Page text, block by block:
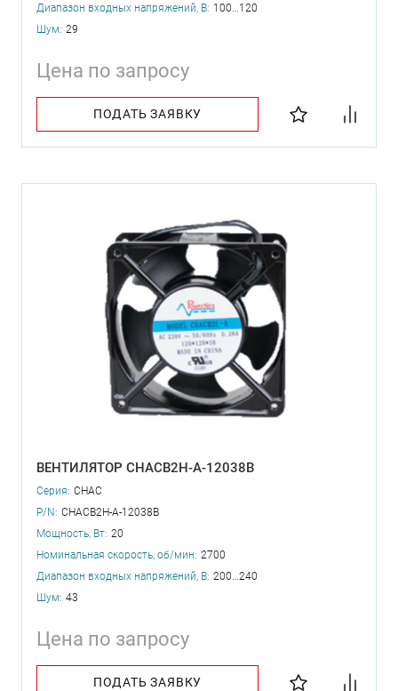
Диапазон входных напряжений, В: 100…120
Шум: 29
Цена по запросу
ПОДАТЬ ЗАЯВКУ
ВЕНТИЛЯТОР CHACB2H-A-12038B
Серия: CHAC
P/N: CHACB2H-A-12038B
Мощность, Вт: 20
Номинальная скорость, об/мин: 2700
Диапазон входных напряжений, В: 200…240
Шум: 43
Цена по запросу
ПОДАТЬ ЗАЯВКУ